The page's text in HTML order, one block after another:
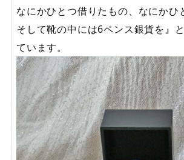
なにかひとつ借りたもの、なにかひ
そして靴の中には6ペンス銀貨を』
ています。